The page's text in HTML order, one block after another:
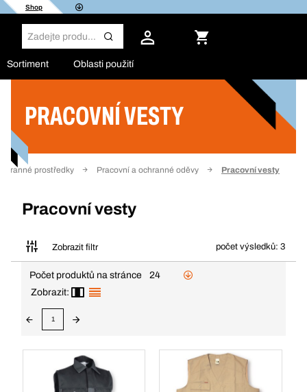
Shop
Sortiment Oblasti použití
PRACOVNÍ VESTY
prostředky Pracovní a ochranné oděvy Pracovní vesty
Pracovní vesty
Zobrazit filtr počet výsledků: 3
Filtr
Počet produktů na stránce
24
Zobrazit:
1